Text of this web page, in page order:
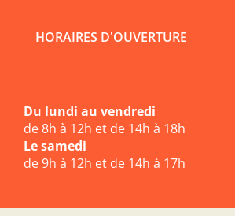
HORAIRES D'OUVERTURE
Du lundi au vendredi
de 8h à 12h et de 14h à 18h
Le samedi
de 9h à 12h et de 14h à 17h